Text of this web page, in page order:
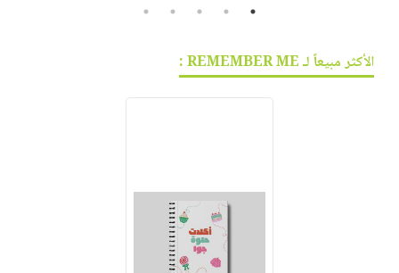
1
2
3
4
5
الأكثر مبيعاً لـ REMEMBER ME :